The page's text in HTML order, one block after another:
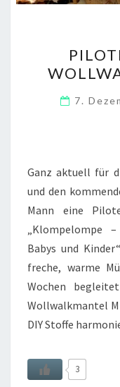
7.
Ganz aktuell für
und den
Mann eine
„Klompelompe
Babys und
freche, warme
Wochen
Wollwalkmantel
DIY Stoffe
3